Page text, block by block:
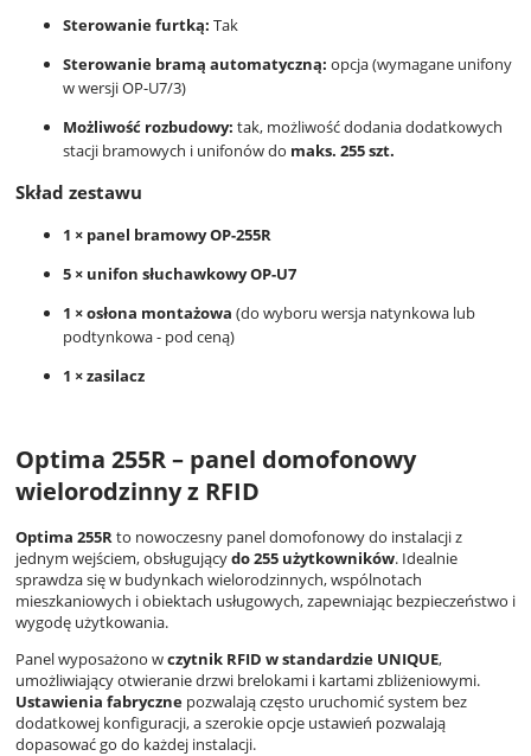
Sterowanie furtką: Tak
Sterowanie bramą automatyczną: opcja (wymagane unifony
w wersji OP-U7/3)
Możliwość rozbudowy: tak, możliwość dodania dodatkowych
stacji bramowych i unifonów do maks. 255 szt.
Skład zestawu
1 × panel bramowy OP-255R
5 × unifon słuchawkowy OP-U7
1 × osłona montażowa (do wyboru wersja natynkowa lub
podtynkowa - pod ceną)
1 × zasilacz
Optima 255R – panel domofonowy
wielorodzinny z RFID
Optima 255Rto nowoczesny panel domofonowy do instalacji z
jednym wejściem, obsługującydo 255 użytkowników. Idealnie
sprawdza się w budynkach wielorodzinnych, wspólnotach
mieszkaniowych i obiektach usługowych, zapewniając bezpieczeństwo i
wygodę użytkowania.
Panel wyposażono wczytnik RFID w standardzie UNIQUE,
umożliwiający otwieranie drzwi brelokami i kartami zbliżeniowymi.
Ustawienia fabryczne pozwalają często uruchomić system bez
dodatkowej konfiguracji, a szerokie opcje ustawień pozwalają
dopasować go do każdej instalacji.